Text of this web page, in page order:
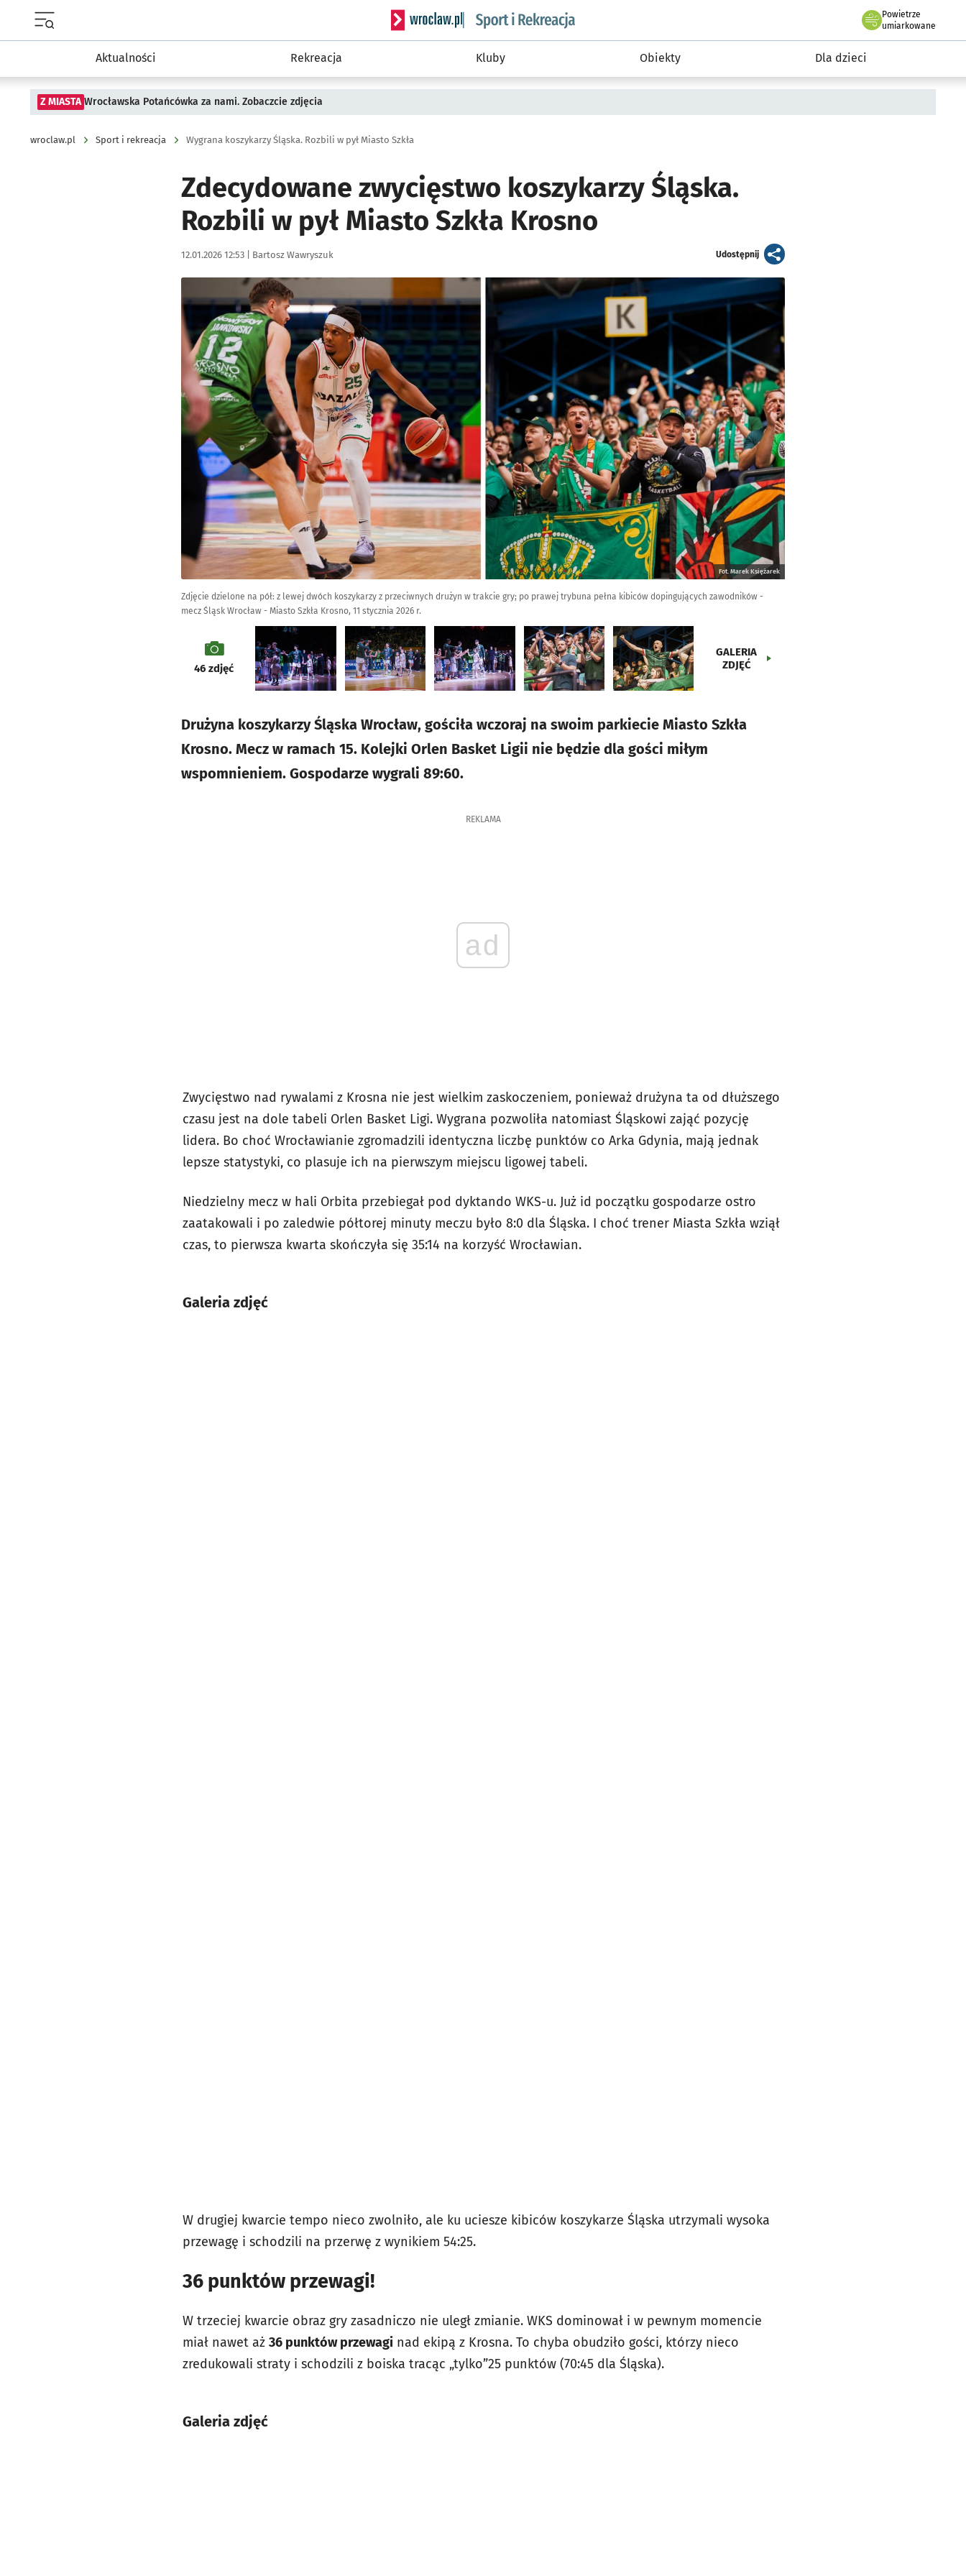
Serwis informacyjny wroclaw.pl podserwis: Sport i rekreacja
Powietrze
we Wrocławiu
umiarkowane
Aktualności Rekreacja Kluby Obiekty Dla dzieci
Z MIASTA Wrocławska Potańcówka za nami. Zobaczcie zdjęcia
wroclaw.pl Sport i rekreacja Wygrana koszykarzy Śląska. Rozbili w pył Miasto Szkła
Zdecydowane zwycięstwo koszykarzy Śląska.
Rozbili w pył Miasto Szkła Krosno
Data publikacji:
12.01.2026 12:53 | Autor:
Bartosz Wawryszuk Udostępnijartykuł
Kliknij, aby zobaczyć galerię
Fot. Marek Księżarek
Zdjęcie dzielone na pół: z lewej dwóch koszykarzy z przeciwnych drużyn w trakcie gry; po prawej trybuna pełna kibiców dopingujących zawodników -
mecz Śląsk Wrocław - Miasto Szkła Krosno, 11 stycznia 2026 r.
galeria
46 zdjęć
GALERIA
ZDJĘĆ
Drużyna koszykarzy Śląska Wrocław, gościła wczoraj na swoim parkiecie Miasto Szkła
Krosno. Mecz w ramach 15. Kolejki Orlen Basket Ligii nie będzie dla gości miłym
wspomnieniem. Gospodarze wygrali 89:60.
REKLAMA
ad
Zwycięstwo nad rywalami z Krosna nie jest wielkim zaskoczeniem, ponieważ drużyna ta od dłuższego
czasu jest na dole tabeli Orlen Basket Ligi. Wygrana pozwoliła natomiast Śląskowi zająć pozycję
lidera. Bo choć Wrocławianie zgromadzili identyczna liczbę punktów co Arka Gdynia, mają jednak
lepsze statystyki, co plasuje ich na pierwszym miejscu ligowej tabeli.
Niedzielny mecz w hali Orbita przebiegał pod dyktando WKS-u. Już id początku gospodarze ostro
zaatakowali i po zaledwie półtorej minuty meczu było 8:0 dla Śląska. I choć trener Miasta Szkła wziął
czas, to pierwsza kwarta skończyła się 35:14 na korzyść Wrocławian.
Galeria zdjęć
W drugiej kwarcie tempo nieco zwolniło, ale ku uciesze kibiców koszykarze Śląska utrzymali wysoka
przewagę i schodzili na przerwę z wynikiem 54:25.
36 punktów przewagi!
W trzeciej kwarcie obraz gry zasadniczo nie uległ zmianie. WKS dominował i w pewnym momencie
miał nawet aż 36 punktów przewagi nad ekipą z Krosna. To chyba obudziło gości, którzy nieco
zredukowali straty i schodzili z boiska tracąc „tylko”25 punktów (70:45 dla Śląska).
Galeria zdjęć